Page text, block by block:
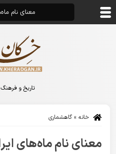
تاریخ و فرهنگ
خانه » گاهشماری
معنای نام ماه‌های
معنای نام